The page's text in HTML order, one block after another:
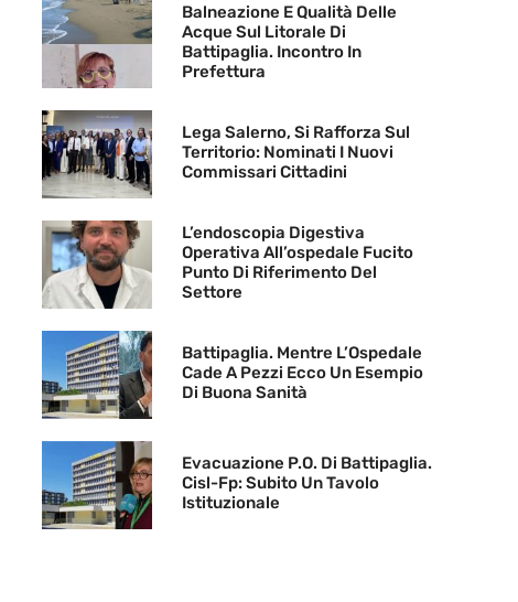
Balneazione E Qualità Delle
Acque Sul Litorale Di
Battipaglia. Incontro In
Prefettura
Lega Salerno, Si Rafforza Sul
Territorio: Nominati I Nuovi
Commissari Cittadini
L’endoscopia Digestiva
Operativa All’ospedale Fucito
Punto Di Riferimento Del
Settore
Battipaglia. Mentre L’Ospedale
Cade A Pezzi Ecco Un Esempio
Di Buona Sanità
Evacuazione P.O. Di Battipaglia.
Cisl-Fp: Subito Un Tavolo
Istituzionale